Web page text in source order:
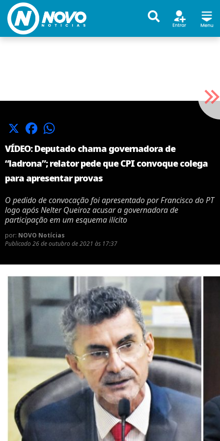
X Facebook
VÍDEO: Deputado chama governadora de
“ladrona”; relator pede que CPI convoque colega
para apresentar provas
O pedido de convocação foi apresentado por Francisco do PT
logo após Nelter Queiroz acusar a governadora de
participação em um esquema ilícito
por: NOVO Notícias
Publicado 26 de outubro de 2021 às 17:37